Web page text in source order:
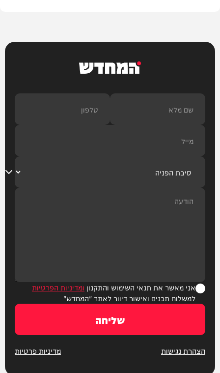
המחדש
אני מאשר את תנאי השימוש והתקנון ומדיניות הפרטיות
למשלוח תכנים ואישור דיוור לאתר "המחדש"
שליחה
הצהרת נגישות מדיניות פרטיות